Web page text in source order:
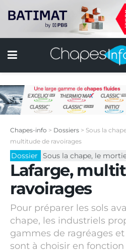
Chapes-info > Dossiers > Sous la
multitude de ravoirages
Dossier Sous la chape, le
Lafarge,
ravoirages
Pour préparer les sols
chape, les industriels
gammes de ragréages et
sont à choisir en